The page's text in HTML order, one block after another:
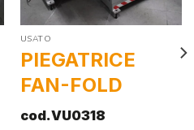
USATO
PIEGATRICE
FAN-FOLD
cod.VU0318